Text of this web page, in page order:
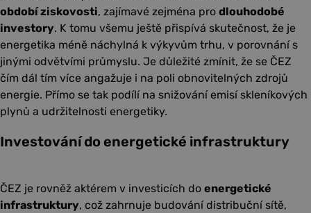
období ziskovosti, zajímavé zejména pro dlouhodobé
investory. K tomu všemu ještě přispívá skutečnost, že je
energetika méně náchylná k výkyvům trhu, v porovnání s
jinými odvětvími průmyslu. Je důležité zmínit, že se ČEZ
čím dál tím více angažuje i na poli obnovitelných zdrojů
energie. Přímo se tak podílí na snižování emisí skleníkových
plynů a udržitelnosti energetiky.
Investování do energetické infrastruktury
ČEZ je rovněž aktérem v investicích do energetické
infrastruktury, což zahrnuje budování distribuční sítě,